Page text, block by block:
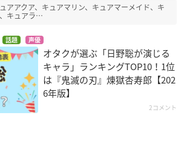
アアクア、キュアマリン、キュアマーメイド、キ
キュアラ…
話題 声優
オタクが選ぶ「日野聡が演じる
キャラ」ランキングTOP10！1位
は『鬼滅の刃』煉󠄁獄杏寿郎【202
6年版】
2コメント